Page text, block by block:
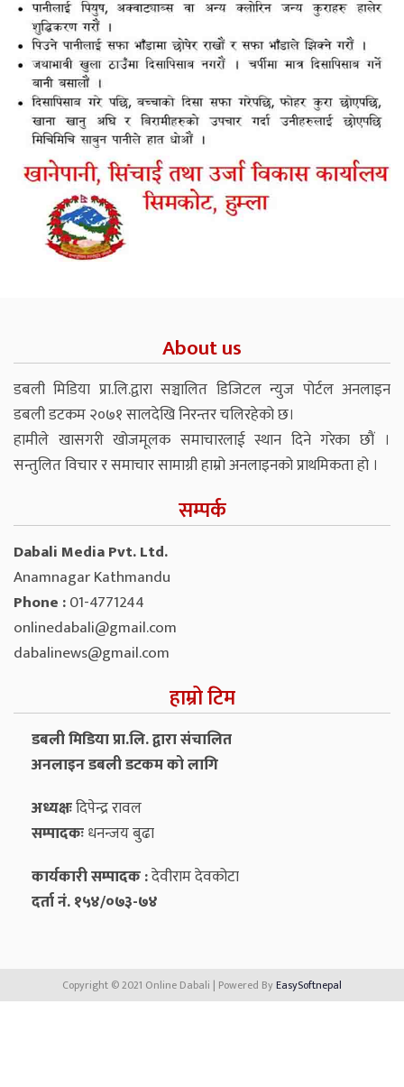
About us
डबली मिडिया प्रा.लि.द्वारा सञ्चालित डिजिटल न्युज पोर्टल अनलाइन
डबली डटकम २०७१ सालदेखि निरन्तर चलिरहेको छ।
हामीले खासगरी खोजमूलक समाचारलाई स्थान दिने गरेका छौं ।
सन्तुलित विचार र समाचार सामाग्री हाम्रो अनलाइनको प्राथमिकता हो ।
सम्पर्क
Dabali Media Pvt. Ltd.
Anamnagar Kathmandu
Phone :01-4771244
onlinedabali@gmail.com
dabalinews@gmail.com
हाम्रो टिम
डबली मिडिया प्रा.लि. द्वारा संचालित
अनलाइन डबली डटकम को लागि
अध्यक्षःदिपेन्द्र रावल
सम्पादकःधनन्‍जय बुढा
कार्यकारी सम्पादक :देवीराम देवकोटा
दर्ता नं. १५४/०७३-७४
Copyright © 2021 Online Dabali | Powered ByEasySoftnepal